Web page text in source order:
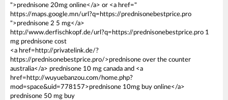
">prednisone 20mg online</a> or <a href="
https://maps.google.mn/url?q=https://prednisonebestprice.pro
">prednisone 2 5 mg</a>
http://www.derfischkopf.de/url?q=https://prednisonebestprice.pro 1
mg prednisone cost
<a href=http://privatelink.de/?
https://prednisonebestprice.pro/>prednisone over the counter
australia</a> prednisone 10 mg canada and <a
href=http://wuyuebanzou.com/home.php?
mod=space&uid=778157>prednisone 10mg buy online</a>
prednisone 50 mg buy